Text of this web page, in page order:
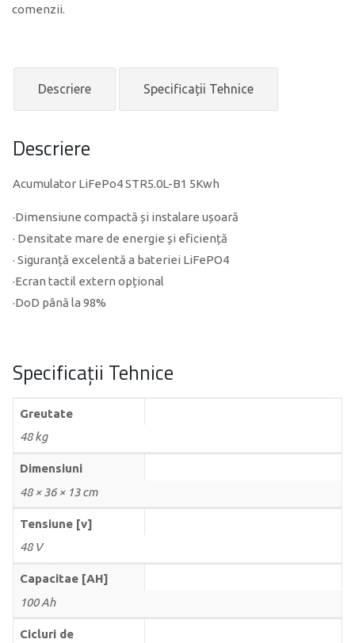
comenzii.
Descriere Specificații Tehnice
Descriere
Acumulator LiFePo4 STR5.0L-B1 5Kwh
·Dimensiune compactă și instalare ușoară
· Densitate mare de energie și eficiență
· Siguranță excelentă a bateriei LiFePO4
·Ecran tactil extern opțional
·DoD până la 98%
Specificații Tehnice
Greutate
48 kg
Dimensiuni
48 × 36 × 13 cm
Tensiune [v]
48 V
Capacitae [AH]
100 Ah
Cicluri de